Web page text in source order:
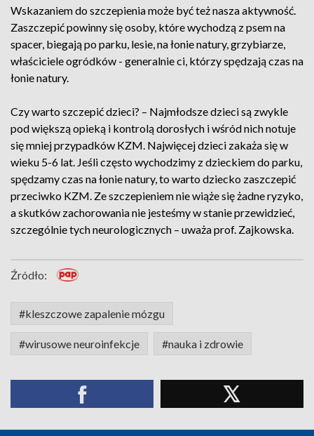
Wskazaniem do szczepienia może być też nasza aktywność.
Zaszczepić powinny się osoby, które wychodzą z psem na
spacer, biegają po parku, lesie, na łonie natury, grzybiarze,
właściciele ogródków - generalnie ci, którzy spędzają czas na
łonie natury.
Czy warto szczepić dzieci? – Najmłodsze dzieci są zwykle
pod większą opieką i kontrolą dorosłych i wśród nich notuje
się mniej przypadków KZM. Najwięcej dzieci zakaża się w
wieku 5-6 lat. Jeśli często wychodzimy z dzieckiem do parku,
spędzamy czas na łonie natury, to warto dziecko zaszczepić
przeciwko KZM. Ze szczepieniem nie wiąże się żadne ryzyko,
a skutków zachorowania nie jesteśmy w stanie przewidzieć,
szczególnie tych neurologicznych – uważa prof. Zajkowska.
Źródło:
#kleszczowe zapalenie mózgu
#wirusowe neuroinfekcje #nauka i zdrowie